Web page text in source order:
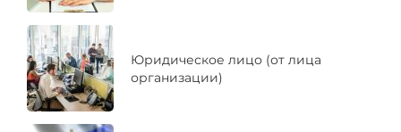
Юридическое лицо (от лица
организации)